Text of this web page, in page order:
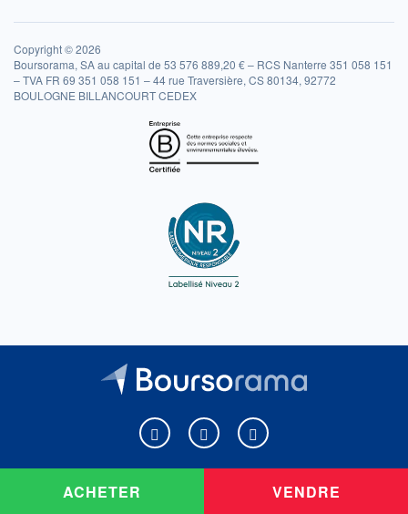
ACHETER VENDRE
Copyright © 2026
Boursorama, SA au capital de 53 576 889,20 € – RCS Nanterre 351 058 151
– TVA FR 69 351 058 151 – 44 rue Traversière, CS 80134, 92772
BOULOGNE BILLANCOURT CEDEX
Boursorama sur Facebook
Boursorama sur XBoursorama sur